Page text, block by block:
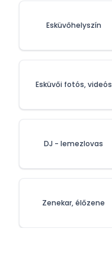
Esküvőhelyszín
Esküvői fotós, videós
DJ - lemezlovas
Zenekar, élőzene